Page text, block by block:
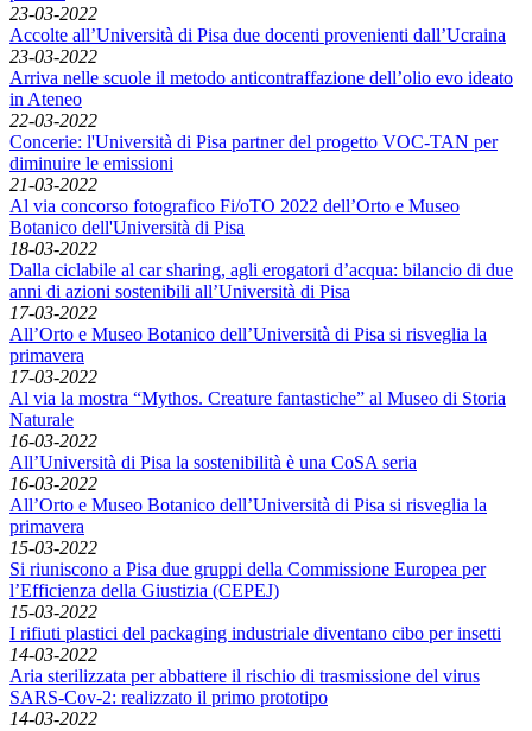
23-03-2022
Accolte all’Università di Pisa due docenti provenienti dall’Ucraina
23-03-2022
Arriva nelle scuole il metodo anticontraffazione dell’olio evo ideato
in Ateneo
22-03-2022
Concerie: l'Università di Pisa partner del progetto VOC-TAN per
diminuire le emissioni
21-03-2022
Al via concorso fotografico Fi/oTO 2022 dell’Orto e Museo
Botanico dell'Università di Pisa
18-03-2022
Dalla ciclabile al car sharing, agli erogatori d’acqua: bilancio di due
anni di azioni sostenibili all’Università di Pisa
17-03-2022
All’Orto e Museo Botanico dell’Università di Pisa si risveglia la
primavera
17-03-2022
Al via la mostra “Mythos. Creature fantastiche” al Museo di Storia
Naturale
16-03-2022
All’Università di Pisa la sostenibilità è una CoSA seria
16-03-2022
All’Orto e Museo Botanico dell’Università di Pisa si risveglia la
primavera
15-03-2022
Si riuniscono a Pisa due gruppi della Commissione Europea per
l’Efficienza della Giustizia (CEPEJ)
15-03-2022
I rifiuti plastici del packaging industriale diventano cibo per insetti
14-03-2022
Aria sterilizzata per abbattere il rischio di trasmissione del virus
SARS-Cov-2: realizzato il primo prototipo
14-03-2022